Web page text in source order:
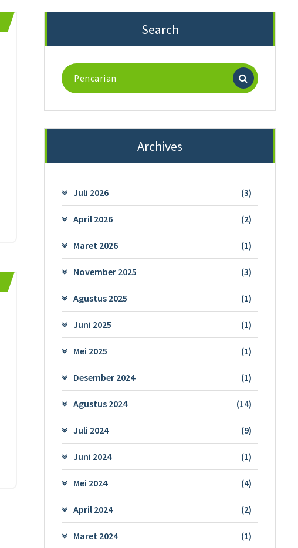
Search
Pencarian
untuk:
Archives
Juli 2026 (3)
April 2026 (2)
Maret 2026 (1)
November 2025 (3)
Agustus 2025 (1)
Juni 2025 (1)
Mei 2025 (1)
Desember 2024 (1)
Agustus 2024 (14)
Juli 2024 (9)
Juni 2024 (1)
Mei 2024 (4)
April 2024 (2)
Maret 2024 (1)